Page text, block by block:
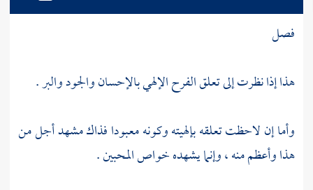
فصل
هذا إذا نظرت إلى تعلق الفرح الإلهي بالإحسان والجود والبر .
وأما إن لاحظت تعلقه بإلهيته وكونه معبودا فذاك مشهد أجل من
هذا وأعظم منه ، وإنما يشهده خواص المحبين .